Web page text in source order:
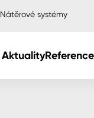
Nátěrové systémy
AktualityReference